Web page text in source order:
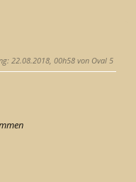
: 22.08.2018, 00h58 von Oval 5